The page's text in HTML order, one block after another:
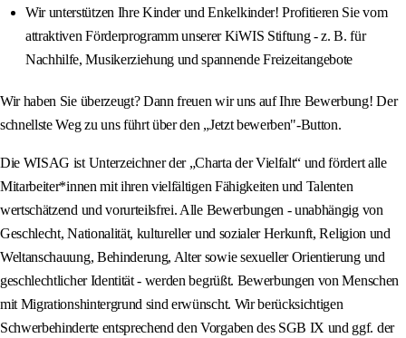
Wir unterstützen Ihre Kinder und Enkelkinder! Profitieren Sie vom
attraktiven Förderprogramm unserer KiWIS Stiftung - z. B. für
Nachhilfe, Musikerziehung und spannende Freizeitangebote
Wir haben Sie überzeugt? Dann freuen wir uns auf Ihre Bewerbung! Der
schnellste Weg zu uns führt über den „Jetzt bewerben"-Button.
Die WISAG ist Unterzeichner der „Charta der Vielfalt“ und fördert alle
Mitarbeiter*innen mit ihren vielfältigen Fähigkeiten und Talenten
wertschätzend und vorurteilsfrei. Alle Bewerbungen - unabhängig von
Geschlecht, Nationalität, kultureller und sozialer Herkunft, Religion und
Weltanschauung, Behinderung, Alter sowie sexueller Orientierung und
geschlechtlicher Identität - werden begrüßt. Bewerbungen von Menschen
mit Migrationshintergrund sind erwünscht. Wir berücksichtigen
Schwerbehinderte entsprechend den Vorgaben des SGB IX und ggf. der